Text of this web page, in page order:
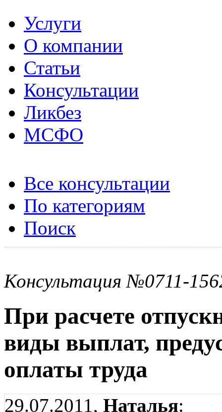
Услуги
О компании
Статьи
Консультации
Ликбез
МСФО
Все консультации
По категориям
Поиск
Консультация №0711-
При расчете
виды выплат,
оплаты труда
29.07.2011, Наталья: